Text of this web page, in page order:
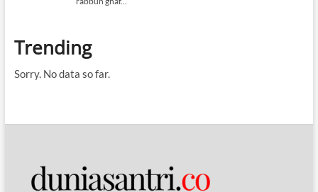
Trending
Sorry. No data so far.